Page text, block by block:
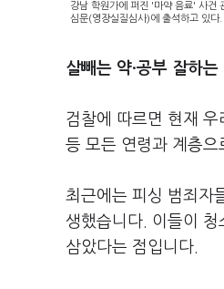
강남 학원가에 퍼진 '마약 음료' 사건
심문(영장실질심사)에 출석하고 있다
살빼는 약·공부 잘하
검찰에 따르면 현재
등 모든 연령과 계층
최근에는 피싱 범죄자
생했습니다. 이들이
삼았다는 점입니다.